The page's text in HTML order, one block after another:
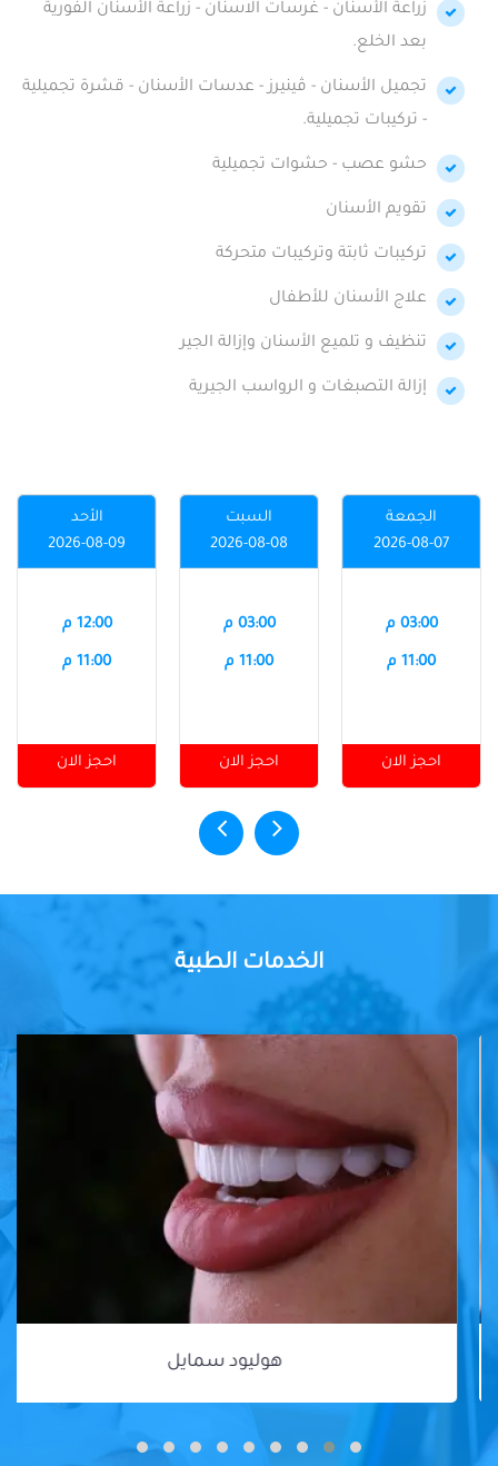
زراعة الأسنان - غرسات الاسنان - زراعة الأسنان الفورية
بعد الخلع.
تجميل الأسنان - ڤينيرز - عدسات الأسنان - قشرة تجميلية
- تركيبات تجميلية.
حشو عصب - حشوات تجميلية
تقويم الأسنان
تركيبات ثابتة وتركيبات متحركة
علاج الأسنان للأطفال
تنظيف و تلميع الأسنان وإزالة الجير
إزالة التصبغات و الرواسب الجيرية
الجمعة
2026-08-07
03:00 م
11:00 م
احجز الان
السبت
2026-08-08
03:00 م
11:00 م
احجز الان
الأحد
2026-08-09
12:00 م
11:00 م
احجز الان
الخدمات الطبية
هوليود سمايل